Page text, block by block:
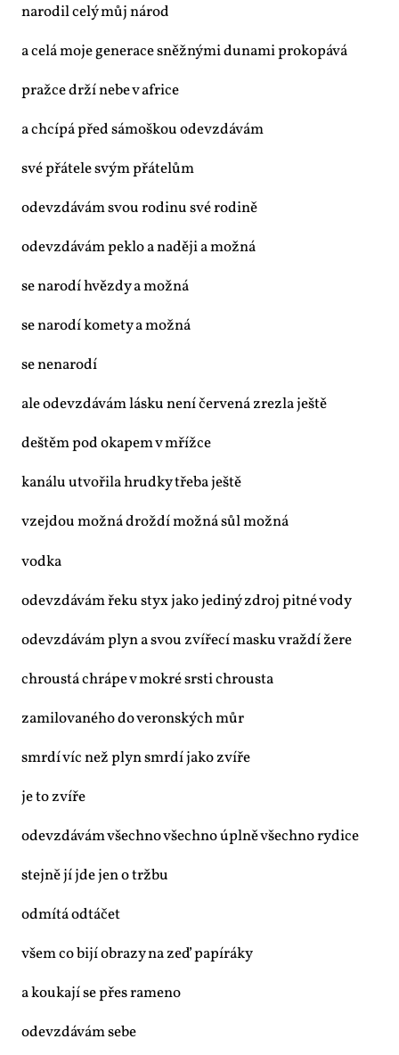
na­ro­dil ce­lý můj ná­rod
a ce­lá mo­je ge­ne­ra­ce sněž­ný­mi du­na­mi pro­ko­pá­vá
praž­ce dr­ží ne­be v af­ri­ce
a chcí­pá před sá­moš­kou ode­vzdá­vám
své přá­te­le svým přá­te­lům
ode­vzdá­vám svou ro­di­nu své ro­di­ně
ode­vzdá­vám peklo a na­dě­ji a mož­ná
se na­ro­dí hvězdy a mož­ná
se na­ro­dí ko­me­ty a mož­ná
se ne­na­ro­dí
ale ode­vzdá­vám lás­ku ne­ní čer­ve­ná zrez­la ješ­tě
deš­těm pod oka­pem v mříž­ce
ka­ná­lu utvo­ři­la hrud­ky tře­ba ješ­tě
vzejdou mož­ná drož­dí mož­ná sůl mož­ná
vod­ka
ode­vzdá­vám ře­ku styx ja­ko je­di­ný zdroj pit­né vo­dy
ode­vzdá­vám plyn a svou zví­ře­cí mas­ku vraž­dí že­re
chrous­tá chrá­pe v mok­ré srs­ti chrous­ta
za­mi­lo­va­né­ho do ve­ron­ských můr
smr­dí víc než plyn smr­dí ja­ko zví­ře
je to zví­ře
ode­vzdá­vám všech­no všech­no úpl­ně všech­no ry­di­ce
stej­ně jí jde jen o trž­bu
od­mí­tá od­tá­čet
všem co bi­jí ob­ra­zy na zeď pa­pí­rá­ky
a kou­ka­jí se přes ra­me­no
ode­vzdá­vám se­be